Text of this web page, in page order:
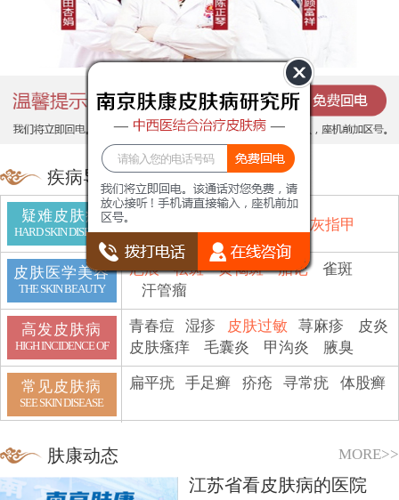
疾病导航
疑难皮肤病
HARD SKIN DISEASE 灰指甲
皮肤医学美容
THE SKIN BEAUTY
疤痕 祛斑 黄褐斑 胎记
雀斑
汗管瘤
高发皮肤病
HIGH INCIDENCE OF
青春痘 湿疹 皮肤过敏 荨麻疹
皮炎
皮肤瘙痒
毛囊炎 甲沟炎 腋臭
常见皮肤病
SEE SKIN DISEASE
扁平疣 手足癣 疥疮 寻常疣 体股癣
肤康动态 MORE>>
江苏省看皮肤病的医院